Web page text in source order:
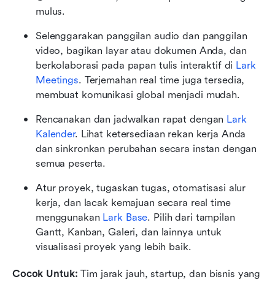
mulus.
Selenggarakan panggilan audio dan panggilan
video, bagikan layar atau dokumen Anda, dan
berkolaborasi pada papan tulis interaktif di Lark
Meetings. Terjemahan real time juga tersedia,
membuat komunikasi global menjadi mudah.
Rencanakan dan jadwalkan rapat dengan Lark
Kalender. Lihat ketersediaan rekan kerja Anda
dan sinkronkan perubahan secara instan dengan
semua peserta.
Atur proyek, tugaskan tugas, otomatisasi alur
kerja, dan lacak kemajuan secara real time
menggunakan Lark Base. Pilih dari tampilan
Gantt, Kanban, Galeri, dan lainnya untuk
visualisasi proyek yang lebih baik.
Cocok Untuk: Tim jarak jauh, startup, dan bisnis yang